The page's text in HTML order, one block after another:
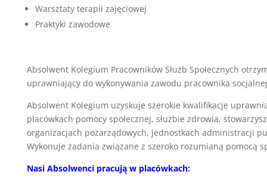
Warsztaty terapii zajęciowej
Praktyki zawodowe
Absolwent Kolegium Pracowników Służb Społecznych
uprawniający do wykonywania zawodu pracownika
Absolwent Kolegium uzyskuje szerokie kwalifikacje
placówkach pomocy społecznej, służbie zdrowia,
organizacjach pozarządowych, jednostkach administracji
Wykonuje zadania związane z szeroko rozumianą pomocą
Nasi Absolwenci pracują w placówkach: